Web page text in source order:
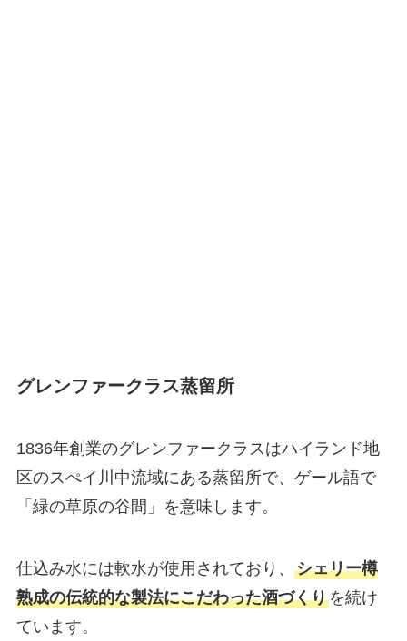
グレンファークラス蒸留所
1836年創業のグレンファークラスはハイランド地
区のスぺイ川中流域にある蒸留所で、ゲール語で
「緑の草原の谷間」を意味します。
仕込み水には軟水が使用されており、 シェリー樽
熟成の伝統的な製法にこだわった酒づくりを続け
ています。